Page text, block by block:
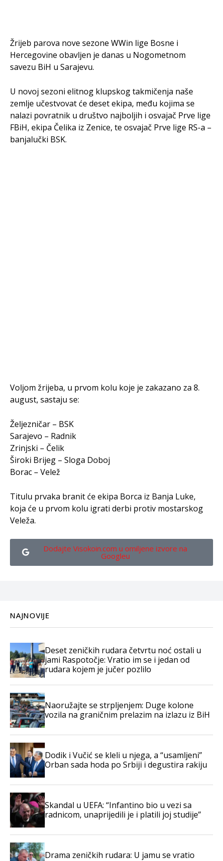
Žrijeb parova nove sezone WWin lige Bosne i
Hercegovine obavljen je danas u Nogometnom
savezu BiH u Sarajevu.
U novoj sezoni elitnog klupskog takmičenja naše
zemlje učestvovat će deset ekipa, među kojima se
nalazi povratnik u društvo najboljih i osvajač Prve lige
FBiH, ekipa Čelika iz Zenice, te osvajač Prve lige RS-a –
banjalučki BSK.
Voljom žrijeba, u prvom kolu koje je zakazano za 8.
august, sastaju se:
Željezničar – BSK
Sarajevo – Radnik
Zrinjski – Čelik
Široki Brijeg – Sloga Doboj
Borac – Velež
Titulu prvaka branit će ekipa Borca iz Banja Luke,
koja će u prvom kolu igrati derbi protiv mostarskog
Veleža.
Dodajte Visokoin.com u omiljene izvore na
Googleu
NAJNOVIJE
Deset zeničkih rudara četvrtu noć ostali u
jami Raspotočje: Vratio im se i jedan od
rudara kojem je jučer pozlilo
Naoružajte se strpljenjem: Duge kolone
vozila na graničnim prelazim na izlazu iz BiH
Dodik i Vučić se kleli u njega, a “usamljeni”
Orban sada hoda po Srbiji i degustira rakiju
Skandal u UEFA: “Infantino bio u vezi sa
radnicom, unaprijedili je i platili joj studije”
Drama zeničkih rudara: U jamu se vratio